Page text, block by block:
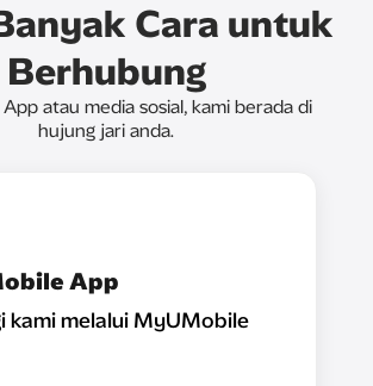
Cara untuk
Berhubung
atau media sosial, kami berada di
hujung jari anda.
App
kami melalui MyUMobile